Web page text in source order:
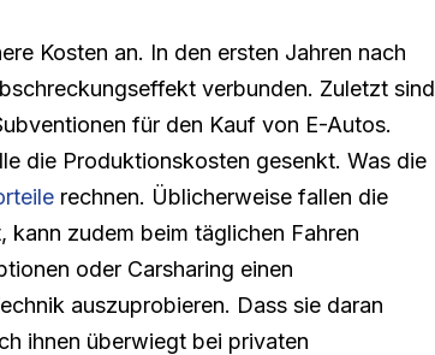
Kosten an. In den ersten Jahren nach
verbunden. Zuletzt sind
für den Kauf von E-Autos.
die Produktionskosten gesenkt. Was die
rechnen. Üblicherweise fallen die
zudem beim täglichen Fahren
oder Carsharing einen
auszuprobieren. Dass sie daran
ihnen überwiegt bei privaten